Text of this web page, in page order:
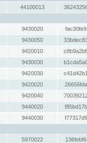
44100013
9430020
9430050
9420010
9430030
9420030
9420020
9420040
9440020
9440030
5970022